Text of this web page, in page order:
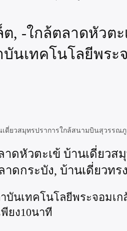
, -ใกล้ตลาดหัวต
เทคโนโลยีพระ
ดี่ยวสมุทรปราการใกล้สนามบินสุวรรณ
าดหัวตะเข้ บ้านเดี่ยว
ดกระบัง, บ้านเดี่ยวทร
นเทคโนโลยีพระจอมเ
ยง10นาที